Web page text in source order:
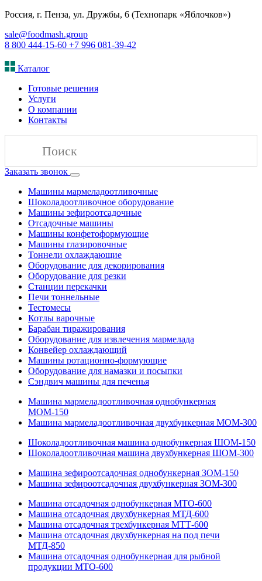
Россия, г. Пенза, ул. Дружбы, 6 (Технопарк «Яблочков»)
sale@foodmash.group
8 800 444-15-60 +7 996 081-39-42
Каталог
Готовые решения
Услуги
О компании
Контакты
Заказать звонок
Машины мармеладоотливочные
Шоколадоотливочное оборудование
Машины зефироотсадочные
Отсадочные машины
Машины конфетоформующие
Машины глазировочные
Тоннели охлаждающие
Оборудование для декорирования
Оборудование для резки
Станции перекачки
Печи тоннельные
Тестомесы
Котлы варочные
Барабан тиражирования
Оборудование для извлечения мармелада
Конвейер охлаждающий
Машины ротационно-формующие
Оборудование для намазки и посыпки
Сэндвич машины для печенья
Машина мармеладоотливочная однобункерная
МОМ-150
Машина мармеладоотливочная двухбункерная МОМ-300
Шоколадоотливочная машина однобункерная ШОМ-150
Шоколадоотливочная машина двухбункерная ШОМ-300
Машина зефироотсадочная однобункерная ЗОМ-150
Машина зефироотсадочная двухбункерная ЗОМ-300
Машина отсадочная однобункерная МТО-600
Машина отсадочная двухбункерная МТД-600
Машина отсадочная трехбункерная МТТ-600
Машина отсадочная двухбункерная на под печи
МТД-850
Машина отсадочная однобункерная для рыбной
продукции МТО-600